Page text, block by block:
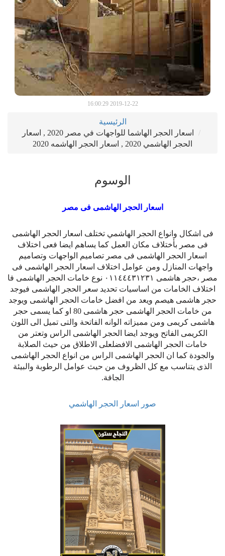
2019-12-22 16:00:29
الرئيسية
اسعار الحجر الهاشما للواجهات في مصر 2020 , اسعار
الحجر الهاشمي 2020 , اسعار الحجر الهاشمه 2020
الوسوم
اسعار الحجر الهاشمى فى مصر
فى اشكال وانواع الحجر الهاشمي تختلف اسعار الحجر الهاشمى
فى مصر بأختلاف مكان العمل كما يساهم ايضا فعى اختلاف
اسعار الحجر الهاشمى فى مصر تصاميم الواجهات وتصاميم
واجهات المنازل ومن عوامل اختلاف اسعار الحجر الهاشمى فى
مصر ،حجر هاشمى ٠١١٤٤٤٣١٢٣١ نوع خامات الحجر الهاشمى فا
اختلاف الخامات من اساسيات تحديد سعر الحجر الهاشمى فيوجد
حجر هاشمى هيصم ويعد من افضل خامات الحجر الهاشمى ويوجد
من خامات الحجر الهاشمى حجر هاشمى 80 او كما يسمى حجر
هاشمى كريمى ومن مميزاته الوانه الفاتحة والتى تميل الى اللون
الكريمى الفاتح ويوجد ايضا الحجر الهاشمى الراس وتعتر من
خامات الحجر الهاشمى الافضلعلى الاطلاق من حيث الصلابة
والجودة كما ان الحجر الهاشمى الراس من انواع الحجر الهاشمى
الذى يتناسب مع كل الظروف من حيث عوامل الرطوبة والبيئة
الجافة.
صور اسعار الحجر الهاشمي